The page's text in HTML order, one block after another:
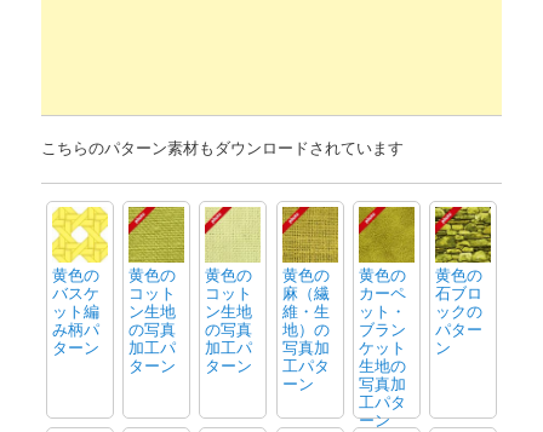
こちらのパターン素材もダウンロードされています
黄色の
バスケ
ット編
み柄パ
ターン
黄色の
コット
ン生地
の写真
加工パ
ターン
黄色の
コット
ン生地
の写真
加工パ
ターン
黄色の
麻（繊
維・生
地）の
写真加
工パタ
ーン
黄色の
カーペ
ット・
ブラン
ケット
生地の
写真加
工パタ
ーン
黄色の
石ブロ
ックの
パター
ン